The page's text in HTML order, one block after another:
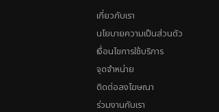
เกี่ยวกับเรา
นโยบายความเป็นส่วนตัว
เงื่อนไขการใช้บริการ
จุดจำหน่าย
ติดต่อลงโฆษณา
ร่วมงานกับเรา